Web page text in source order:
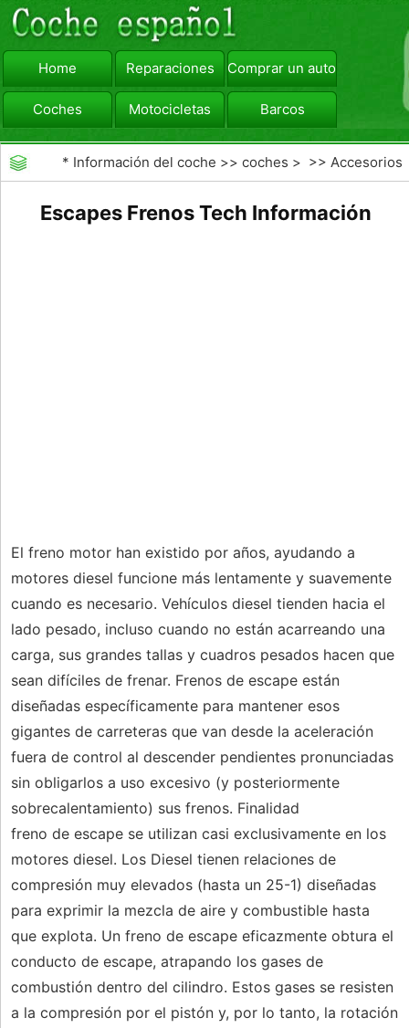
Home Reparaciones Comprar un automóvil
Coches Motocicletas Barcos
viajar Camiones
* Información del coche >>coches > >>Accesorios
Escapes Frenos Tech Información
El freno motor han existido por años, ayudando a
motores diesel funcione más lentamente y suavemente
cuando es necesario. Vehículos diesel tienden hacia el
lado pesado, incluso cuando no están acarreando una
carga, sus grandes tallas y cuadros pesados ​​hacen que
sean difíciles de frenar. Frenos de escape están
diseñadas específicamente para mantener esos
gigantes de carreteras que van desde la aceleración
fuera de control al descender pendientes pronunciadas
sin obligarlos a uso excesivo (y posteriormente
sobrecalentamiento) sus frenos. Finalidad
freno de escape se utilizan casi exclusivamente en los
motores diesel. Los Diesel tienen relaciones de
compresión muy elevados (hasta un 25-1) diseñadas
para exprimir la mezcla de aire y combustible hasta
que explota. Un freno de escape eficazmente obtura el
conducto de escape, atrapando los gases de
combustión dentro del cilindro. Estos gases se resisten
a la compresión por el pistón y, por lo tanto, la rotación